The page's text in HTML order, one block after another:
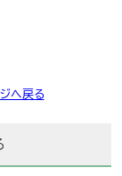
ジへ戻る